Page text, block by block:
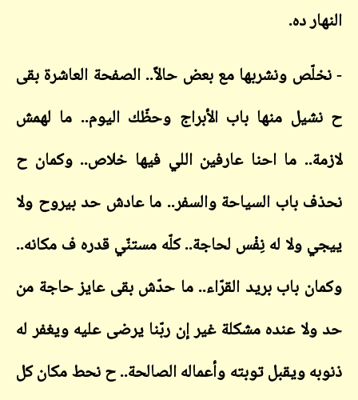
النهار ده.
- نخلّص ونشربها مع بعض حالاً.. الصفحة العاشرة بقى
ح نشيل منها باب الأبراج وحظّك اليوم.. ما لهمش
لازمة.. ما احنا عارفين اللي فيها خلاص.. وكمان ح
نحذف باب السياحة والسفر.. ما عادش حد بيروح ولا
ييجي ولا له نِفْس لحاجة.. كلّه مستنّي قدره ف مكانه..
وكمان باب بريد القرّاء.. ما حدّش بقى عايز حاجة من
حد ولا عنده مشكلة غير إن ربّنا يرضى عليه ويغفر له
ذنوبه ويقبل توبته وأعماله الصالحة.. ح نحط مكان كل